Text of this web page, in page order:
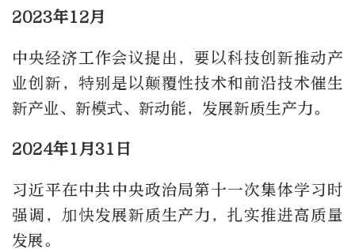
2023年12月
中央经济工作会议提出，要以科技创新推动产
业创新，特别是以颠覆性技术和前沿技术催生
新产业、新模式、新动能，发展新质生产力。
2024年1月31日
习近平在中共中央政治局第十一次集体学习时
强调，加快发展新质生产力，扎实推进高质量
发展。